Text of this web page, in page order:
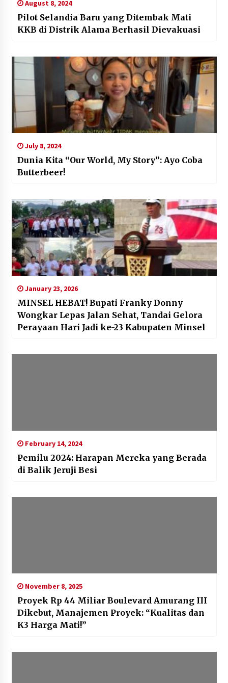
August 8, 2024
Pilot Selandia Baru yang Ditembak Mati
KKB di Distrik Alama Berhasil Dievakuasi
July 8, 2024
Dunia Kita “Our World, My Story”: Ayo Coba
Butterbeer!
January 23, 2026
MINSEL HEBAT! Bupati Franky Donny
Wongkar Lepas Jalan Sehat, Tandai Gelora
Perayaan Hari Jadi ke-23 Kabupaten Minsel
February 14, 2024
Pemilu 2024: Harapan Mereka yang Berada
di Balik Jeruji Besi
November 8, 2025
Proyek Rp 44 Miliar Boulevard Amurang III
Dikebut, Manajemen Proyek: “Kualitas dan
K3 Harga Mati!”‎